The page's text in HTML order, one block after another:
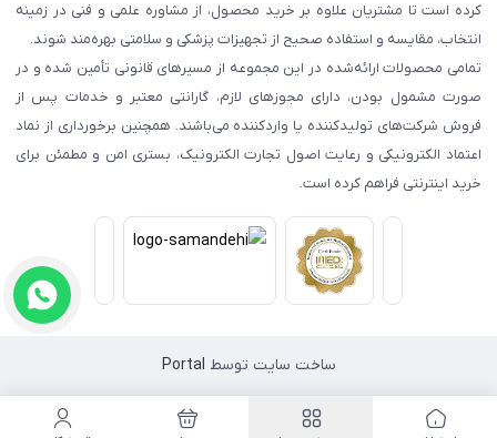
کرده است تا مشتریان علاوه بر خرید محصول، از مشاوره علمی و فنی در زمینه
انتخاب، مقایسه و استفاده صحیح از تجهیزات پزشکی و سلامتی بهره‌مند شوند.
تمامی محصولات ارائه‌شده در این مجموعه از مسیرهای قانونی تأمین شده و در
صورت مشمول بودن، دارای مجوزهای لازم، گارانتی معتبر و خدمات پس از
فروش شرکت‌های تولیدکننده یا واردکننده می‌باشند. همچنین برخورداری از نماد
اعتماد الکترونیکی و رعایت اصول تجارت الکترونیک، بستری امن و مطمئن برای
خرید اینترنتی فراهم کرده است.
ساخت سایت توسط Portal